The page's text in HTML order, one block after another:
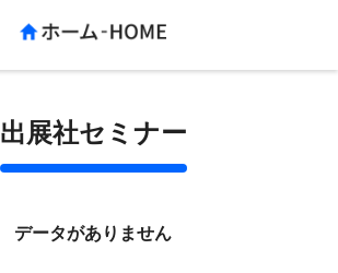
出展社セミナー
データがありません